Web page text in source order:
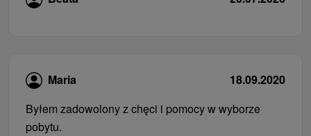
Maria
18.09.2020
Byłem zadowolony z chęci i pomocy w wyborze
pobytu.